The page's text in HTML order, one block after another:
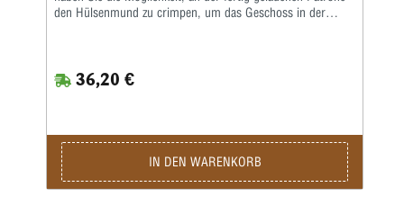
den Hülsenmund zu crimpen, um das Geschoss in der
Geschoss, bzw. in die Crimprille gepresst. Der Pressdruck
kann durch Verstellen des Matrizenkörpers fein justiert
sichern. Der Crimp entspricht dem einer Fabrikpatrone. Bei
zylindrischen Faustfeuerwaffenhülsen wird der Hülsenmund
entweder über einen Tapercrimp für Pistolenpatronen oder
einen Rollcrimp bei Revolverpatronen gecrimpt. Ein
36,20 €
IN DEN WARENKORB